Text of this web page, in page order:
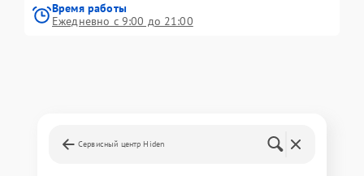
Время работы
Ежедневно с 9:00 до 21:00
Сервисный центр Hiden